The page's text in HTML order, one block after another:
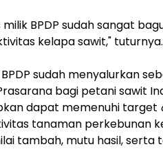
BPDP sudah sangat
kelapa sawit," tuturnya.
sudah menyalurkan
bagi petani sawit
dapat memenuhi target
tanaman perkebunan
tambah, mutu hasil,